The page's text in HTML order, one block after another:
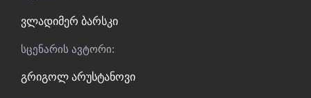
ვლადიმერ ბარსკი
სცენარის ავტორი:
გრიგოლ არუსტანოვი